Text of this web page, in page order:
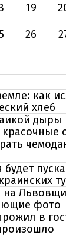
19
26
как
хлеб
дыры
красочные
фото
в